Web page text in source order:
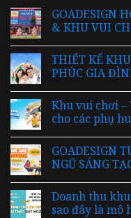
GOADESIGN
& KHU VUI
THIẾT KẾ
PHÚC GIA
Khu vui chơi
cho các phụ
GOADESIGN
NGŨ SÁNG
Doanh thu
sao đây là mô